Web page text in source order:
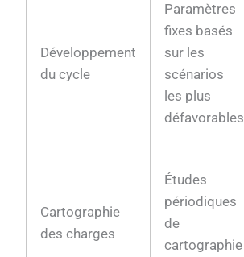
Développement
du cycle
Paramètres
fixes basés
sur les
scénarios
les plus
défavorables
Cartographie
des charges
Études
périodiques
de
cartographie